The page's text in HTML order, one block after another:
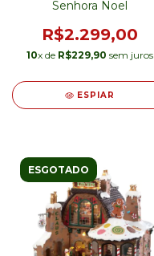
Senhora Noel
R$2.299,00
10x de R$229,90 sem juros
ESPIAR
ESGOTADO